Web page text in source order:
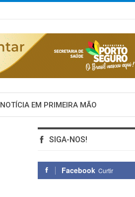
NOTÍCIA EM PRIMEIRA MÃO
SIGA-NOS!
Facebook Curtir